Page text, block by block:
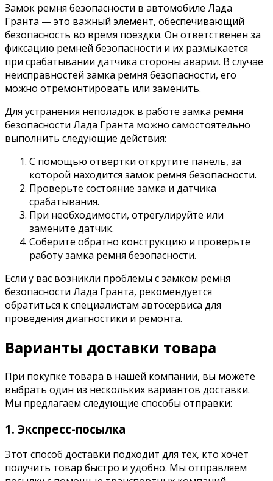
Замок ремня безопасности в автомобиле Лада
Гранта — это важный элемент, обеспечивающий
безопасность во время поездки. Он ответственен за
фиксацию ремней безопасности и их размыкается
при срабатывании датчика стороны аварии. В случае
неисправностей замка ремня безопасности, его
можно отремонтировать или заменить.
Для устранения неполадок в работе замка ремня
безопасности Лада Гранта можно самостоятельно
выполнить следующие действия:
С помощью отвертки открутите панель, за
которой находится замок ремня безопасности.
Проверьте состояние замка и датчика
срабатывания.
При необходимости, отрегулируйте или
замените датчик.
Соберите обратно конструкцию и проверьте
работу замка ремня безопасности.
Если у вас возникли проблемы с замком ремня
безопасности Лада Гранта, рекомендуется
обратиться к специалистам автосервиса для
проведения диагностики и ремонта.
Варианты доставки товара
При покупке товара в нашей компании, вы можете
выбрать один из нескольких вариантов доставки.
Мы предлагаем следующие способы отправки:
1. Экспресс-посылка
Этот способ доставки подходит для тех, кто хочет
получить товар быстро и удобно. Мы отправляем